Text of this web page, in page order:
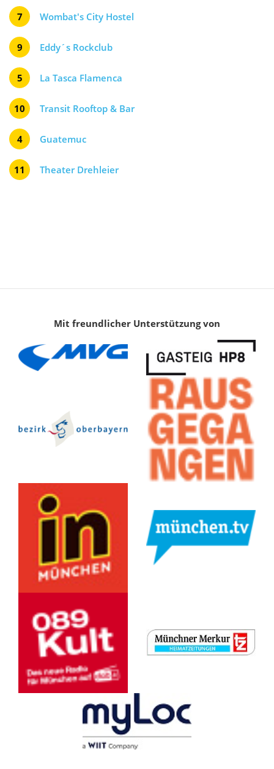
7 Wombat's City Hostel
9 Eddy´s Rockclub
5 La Tasca Flamenca
10 Transit Rooftop & Bar
4 Guatemuc
11 Theater Drehleier
Mit freundlicher Unterstützung von